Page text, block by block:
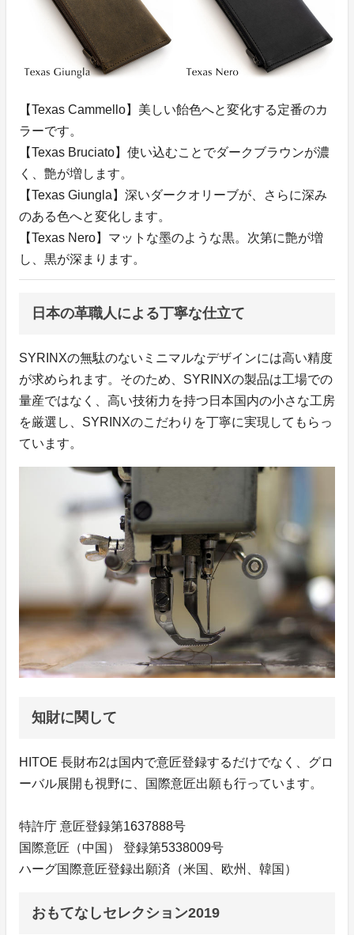
【Texas Cammello】美しい飴色へと変化する定番のカ
ラーです。
【Texas Bruciato】使い込むことでダークブラウンが濃
く、艶が増します。
【Texas Giungla】深いダークオリーブが、さらに深み
のある色へと変化します。
【Texas Nero】マットな墨のような黒。次第に艶が増
し、黒が深まります。
日本の革職人による丁寧な仕立て
SYRINXの無駄のないミニマルなデザインには高い精度
が求められます。そのため、SYRINXの製品は工場での
量産ではなく、高い技術力を持つ日本国内の小さな工房
を厳選し、SYRINXのこだわりを丁寧に実現してもらっ
ています。
知財に関して
HITOE 長財布2は国内で意匠登録するだけでなく、グロ
ーバル展開も視野に、国際意匠出願も行っています。
特許庁 意匠登録第1637888号
国際意匠（中国） 登録第5338009号
ハーグ国際意匠登録出願済（米国、欧州、韓国）
おもてなしセレクション2019